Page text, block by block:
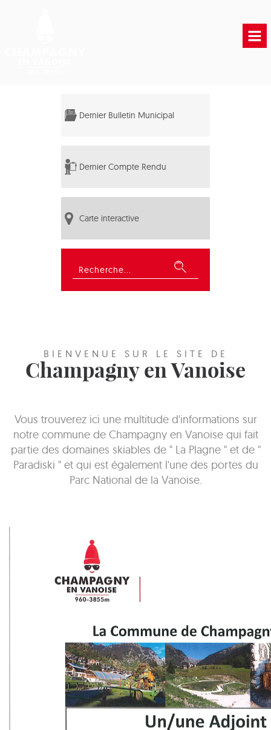
Dernier Bulletin Municipal
Dernier Compte Rendu
Carte interactive
Rechercher
BIENVENUE SUR LE SITE DE
Champagny en Vanoise
Vous trouverez ici une multitude d'informations sur
notre commune de Champagny en Vanoise qui fait
partie des domaines skiables de " La Plagne " et de "
Paradiski " et qui est également l'une des portes du
Parc National de la Vanoise.